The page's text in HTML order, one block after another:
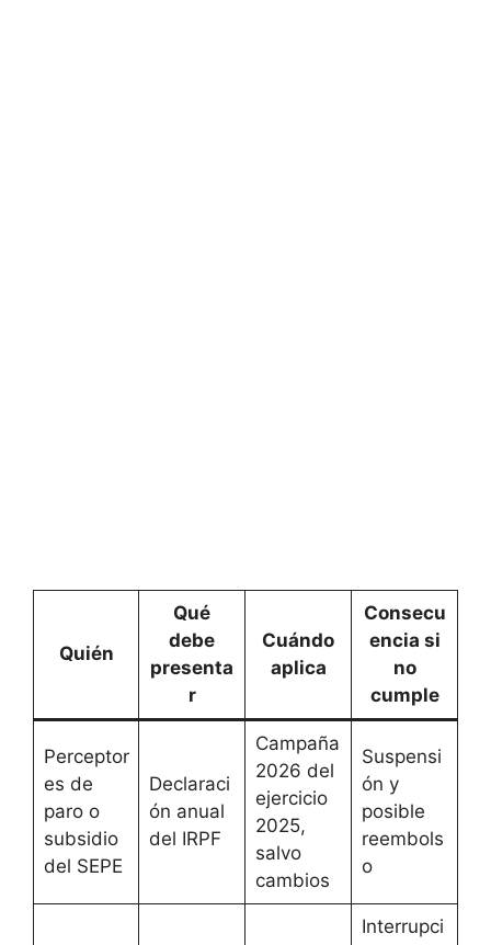
Quién
Qué
debe
presenta
r
Cuándo
aplica
Consecu
encia si
no
cumple
Perceptor
es de
paro o
subsidio
del SEPE
Declaraci
ón anual
del IRPF
Campaña
2026 del
ejercicio
2025,
salvo
cambios
Suspensi
ón y
posible
reembols
o
Interrupci